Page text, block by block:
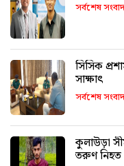
সর্বশেষ
সিসিক
সাক্ষাৎ
সর্বশেষ
কুলাউড়া
তরুণ নিহত